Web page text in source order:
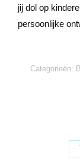
jij dol op
persoonlijke
Categorieën: